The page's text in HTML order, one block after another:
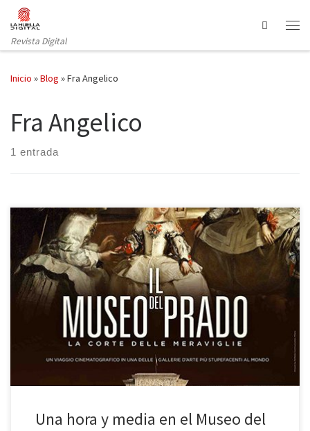
Saltar al contenido
Revista Digital
Search
Inicio »Blog »Fra Angelico
Fra Angelico
1 entrada
Recorrer el Museo del Prado en una hora y media puede ser
suficiente para los turistas apresurados, aunque bien podrían ser
tres, como las que dedicó Eugenio D’Ors en su guía de 1922 (Tres
horas en el Museo del Prado: itinerario estético), o cuatro, o seis,
porque el Museo del […]
Una hora y media en el Museo del